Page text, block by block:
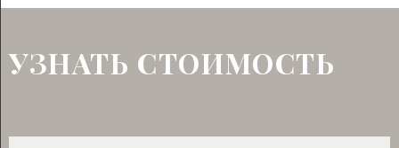
УЗНАТЬ СТОИМОСТЬ